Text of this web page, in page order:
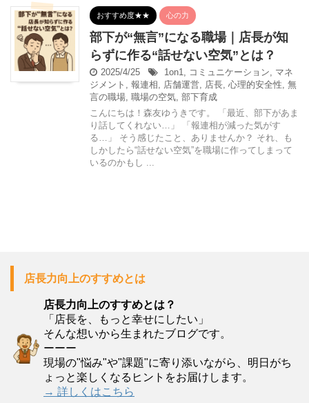
おすすめ度★★ 心の力
部下が“無言”になる職場｜店長が知
らずに作る“話せない空気”とは？
2025/4/25 1on1, コミュニケーション, マネ
ジメント , 報連相, 店舗運営, 店長, 心理的安全性, 無
言の職場, 職場の空気, 部下育成
こんにちは！森友ゆうきです。 「最近、部下があま
り話してくれない…」 「報連相が減った気がす
る…」 そう感じたこと、ありませんか？ それ、も
しかしたら“話せない空気”を職場に作ってしまって
いるのかもし ...
店長力向上のすすめとは
店長力向上のすすめとは？
「店長を、もっと幸せにしたい」
そんな想いから生まれたブログです。
ーーー
現場の"悩み"や"課題"に寄り添いながら、明日がち
ょっと楽しくなるヒントをお届けします。
→ 詳しくはこちら